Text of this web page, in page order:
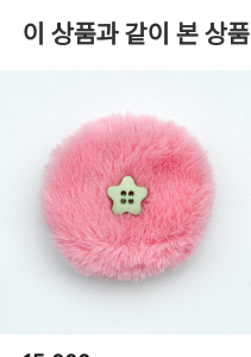
이 상품과 같이 본 상품